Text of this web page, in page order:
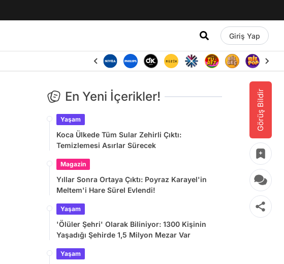
Giriş Yap
Görüş Bildir
En Yeni İçerikler!
Yaşam
Koca Ülkede Tüm Sular Zehirli Çıktı:
Temizlemesi Asırlar Sürecek
Magazin
Yıllar Sonra Ortaya Çıktı: Poyraz Karayel'in
Meltem'i Hare Sürel Evlendi!
Yaşam
'Ölüler Şehri' Olarak Biliniyor: 1300 Kişinin
Yaşadığı Şehirde 1,5 Milyon Mezar Var
Yaşam